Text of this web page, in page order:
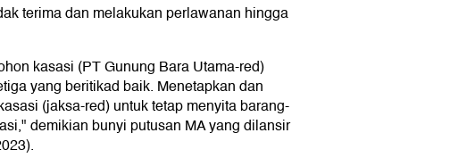
terima dan melakukan perlawanan hingga
kasasi (PT Gunung Bara Utama-red)
yang beritikad baik. Menetapkan dan
(jaksa-red) untuk tetap menyita barang-
demikian bunyi putusan MA yang dilansir